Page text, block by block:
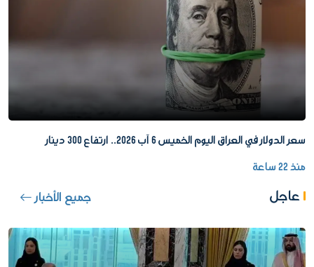
سعر الدولار في العراق اليوم الخميس 6 آب 2026.. ارتفاع 300 دينار
منذ 22 ساعة
عاجل جميع الأخبار